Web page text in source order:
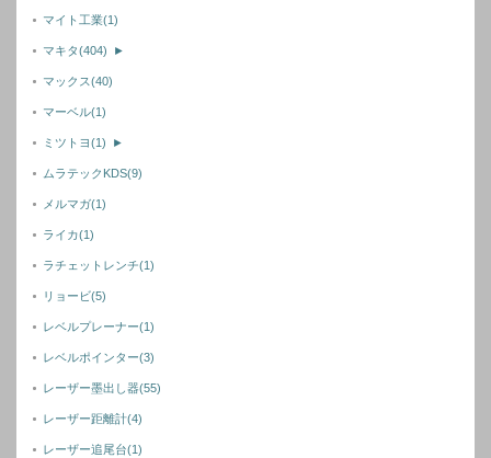
マイト工業(1)
マキタ(404) ►
マックス(40)
マーベル(1)
ミツトヨ(1) ►
ムラテックKDS(9)
メルマガ(1)
ライカ(1)
ラチェットレンチ(1)
リョービ(5)
レベルプレーナー(1)
レベルポインター(3)
レーザー墨出し器(55)
レーザー距離計(4)
レーザー追尾台(1)